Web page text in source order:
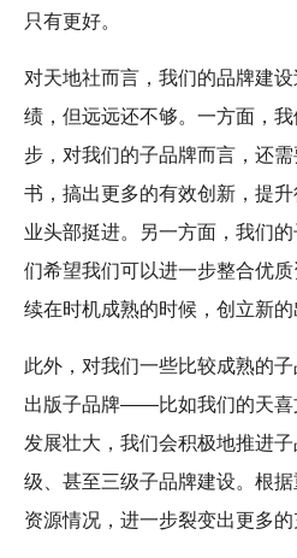
只有更好。
对天地社而言，我们的品牌建
绩，但远远还不够。一方面，
步，对我们的子品牌而言，还
书，搞出更多的有效创新，提
业头部挺进。另一方面，我们
们希望我们可以进一步整合优
续在时机成熟的时候，创立新的
此外，对我们一些比较成熟的
出版子品牌——比如我们的天喜
发展壮大，我们会积极地推进
级、甚至三级子品牌建设。根
资源情况，进一步裂变出更多的